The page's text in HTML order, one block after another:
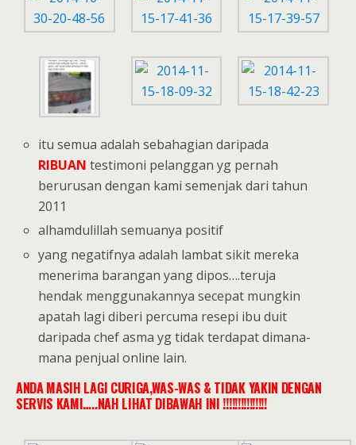
itu semua adalah sebahagian daripada
RIBUAN testimoni pelanggan yg pernah
berurusan dengan kami semenjak dari tahun
2011
alhamdulillah semuanya positif
yang negatifnya adalah lambat sikit mereka
menerima barangan yang dipos….teruja
hendak menggunakannya secepat mungkin
apatah lagi diberi percuma resepi ibu duit
daripada chef asma yg tidak terdapat dimana-
mana penjual online lain.
ANDA MASIH LAGI CURIGA,WAS-WAS & TIDAK YAKIN DENGAN
SERVIS KAMI…..NAH LIHAT DIBAWAH INI !!!!!!!!!!!!!!!